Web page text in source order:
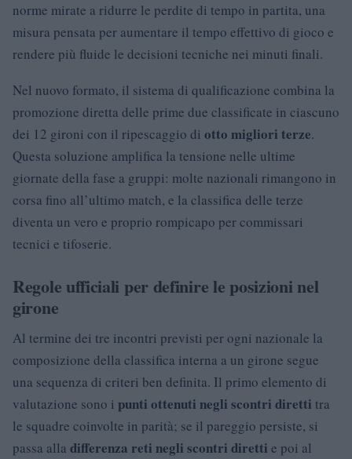
norme mirate a ridurre le perdite di tempo in partita, una
misura pensata per aumentare il tempo effettivo di gioco e
rendere più fluide le decisioni tecniche nei minuti finali.
Nel nuovo formato, il sistema di qualificazione combina la
promozione diretta delle prime due classificate in ciascuno
dei 12 gironi con il ripescaggio di otto migliori terze.
Questa soluzione amplifica la tensione nelle ultime
giornate della fase a gruppi: molte nazionali rimangono in
corsa fino all’ultimo match, e la classifica delle terze
diventa un vero e proprio rompicapo per commissari
tecnici e tifoserie.
Regole ufficiali per definire le posizioni nel
girone
Al termine dei tre incontri previsti per ogni nazionale la
composizione della classifica interna a un girone segue
una sequenza di criteri ben definita. Il primo elemento di
valutazione sono i punti ottenuti negli scontri diretti tra
le squadre coinvolte in parità; se il pareggio persiste, si
passa alla differenza reti negli scontri diretti e poi al